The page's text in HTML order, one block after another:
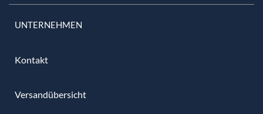
UNTERNEHMEN
Kontakt
Versandübersicht